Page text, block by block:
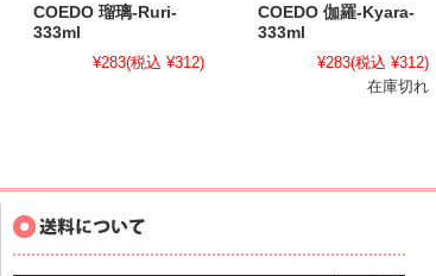
COEDO 瑠璃-Ruri-
333ml
¥283(税込 ¥312)
COEDO 伽羅-Kyara-
333ml
¥283(税込 ¥312)
在庫切れ